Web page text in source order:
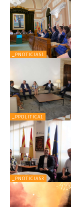
_PNOTICIAS1
_PPOLITICA1
_PNOTICIAS3